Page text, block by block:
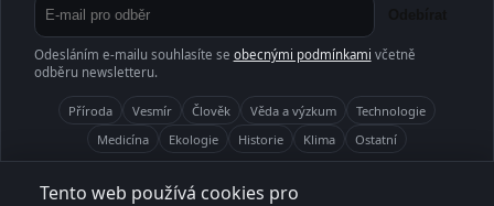
Odesláním e-mailu souhlasíte se obecnými podmínkami včetně
odběru newsletteru.
Příroda Vesmír Člověk Věda a výzkum
Technologie
Medicína
Ekologie Historie Klima Ostatní
O projektu Kontakt Články
Tento web používá cookies pro